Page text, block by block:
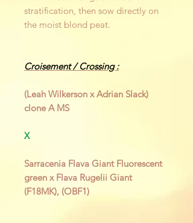
stratification, then sow directly on
the moist blond peat.
Croisement / Crossing :
(Leah Wilkerson x Adrian Slack)
clone A MS
X
Sarracenia Flava Giant Fluorescent
green x Flava Rugelii Giant
(F18MK), (OBF1)